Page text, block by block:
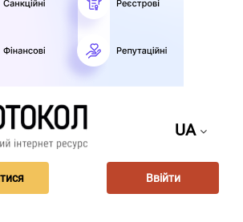
UA
Ввійти